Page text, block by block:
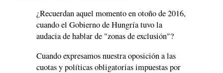
¿Recuerdan aquel momento en otoño de 2016,
cuando el Gobierno de Hungría tuvo la
audacia de hablar de "zonas de exclusión"?
Cuando expresamos nuestra oposición a las
cuotas y políticas obligatorias impuestas por